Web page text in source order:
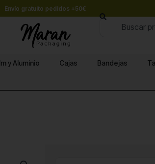
Envío gratuito pedidos +50€
Buscar
alimentario
y Aluminio Cajas Bandejas